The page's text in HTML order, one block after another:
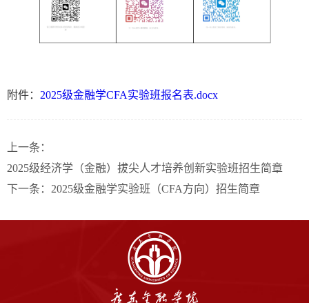
附件： 2025级金融学CFA实验班报名表.docx
上一条：
2025级经济学（金融）拔尖人才培养创新实验班招生简章
下一条： 2025级金融学实验班（CFA方向）招生简章